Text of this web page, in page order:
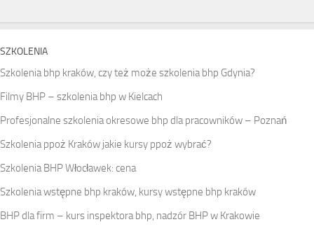
SZKOLENIA
Szkolenia bhp kraków, czy też może szkolenia bhp Gdynia?
Filmy BHP – szkolenia bhp w Kielcach
Profesjonalne szkolenia okresowe bhp dla pracowników – Poznań
Szkolenia ppoż Kraków jakie kursy ppoż wybrać?
Szkolenia BHP Włocławek: cena
Szkolenia wstępne bhp kraków, kursy wstępne bhp kraków
BHP dla firm – kurs inspektora bhp, nadzór BHP w Krakowie